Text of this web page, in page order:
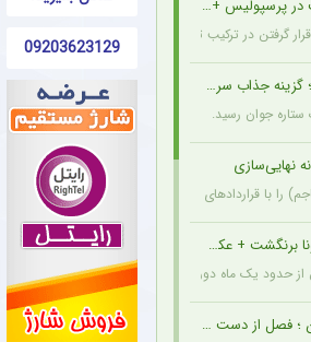
09203623129
پرسپولیس + عکس
گرفتن در ترکیب ثابت این تیم خواهند داشت.
سرخپوش می شود؟
جوان رسید.
نهایی‌سازی
قراردادهای بلندمدت نهایی کرده و امروز قرارداد
برنگشت + عکس
از حدود یک ماه دوری، به باشگاه عربستانی بازگشت.
از دست رفت ؟ + عکس